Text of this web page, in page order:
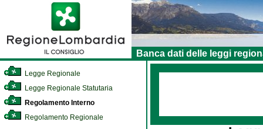
Banca dati delle leggi
Legge Regionale
Legge Regionale Statutaria
Regolamento Interno
Regolamento Regionale